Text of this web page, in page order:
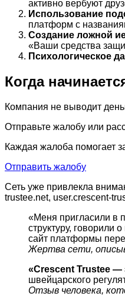
активно вербуют
Использование
платформ с
Создание ложной
«Ваши средства
Психологическое
Когда
Компания не выводит
Отправьте жалобу или
Каждая жалоба помогает
Отправить жалобу
Сеть уже привлекла
trustee.net, user.crescent-
«Меня пригласили в
структуру, говорили
сайт платформы
Жертва сети,
«Crescent Trustee —
швейцарского
Отзыв человека,